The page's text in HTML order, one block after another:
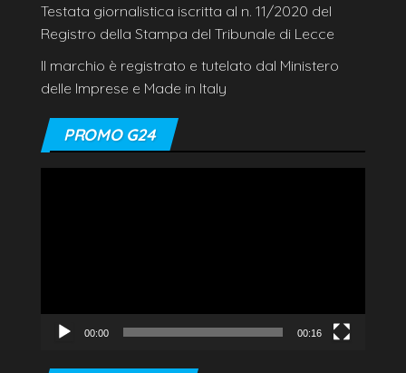
Testata giornalistica iscritta al n. 11/2020 del
Registro della Stampa del Tribunale di Lecce
Il marchio è registrato e tutelato dal Ministero
delle Imprese e Made in Italy
PROMO G24
00:00 00:16